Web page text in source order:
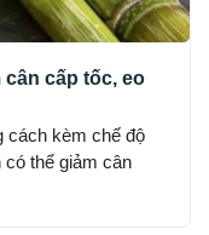
cấp tốc, eo
cách kèm chế độ
có thể giảm cân